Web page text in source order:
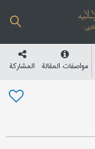
مواصفات المقالة المشارکة